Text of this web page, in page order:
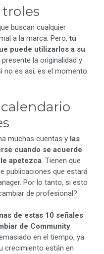
troles
buscan cualquier
a la marca. Pero,tu
puede utilizarlos a su
la originalidad y
no es así, es el momento
muchas cuentas y las
cuando se acuerde
apetezca. Tienen que
publicaciones que estará
Por lo tanto, si esto
de profesional?
de estas 10 señales
de Community
en el tiempo, ya
crecimiento están en